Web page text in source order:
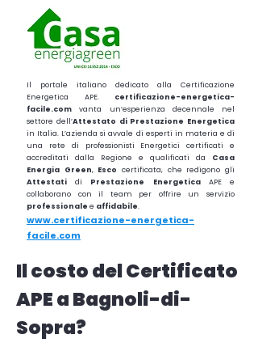
Il portale italiano dedicato alla Certificazione
Energetica APE. certificazione-energetica-
facile.com vanta un’esperienza decennale nel
settore dell’Attestato di Prestazione Energetica
in Italia. L’azienda si avvale di esperti in materia e di
una rete di professionisti Energetici certificati e
accreditati dalla Regione e qualificati da Casa
Energia Green, Escocertificata, che redigono gli
Attestatidi Prestazione EnergeticaAPE e
collaborano con il team per offrire un servizio
professionale e affidabile.
www.certificazione-energetica-
facile.com
Il costo del Certificato
APE a Bagnoli-di-
Sopra?